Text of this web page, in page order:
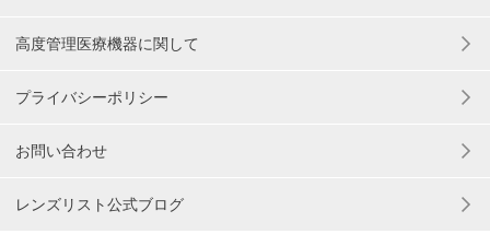
高度管理医療機器に関して
プライバシーポリシー
お問い合わせ
レンズリスト公式ブログ